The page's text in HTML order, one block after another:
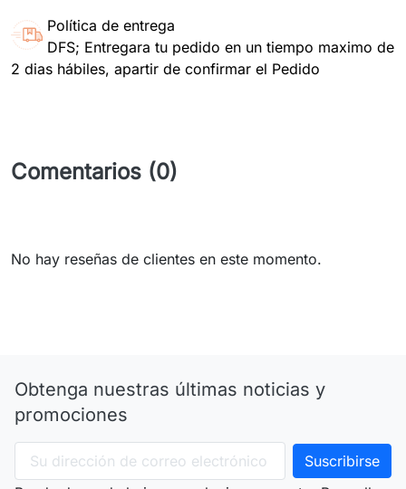
Política de entrega
DFS; Entregara tu pedido en un tiempo maximo de
2 dias hábiles, apartir de confirmar el Pedido
Comentarios (0)
No hay reseñas de clientes en este momento.
Obtenga nuestras últimas noticias y
promociones